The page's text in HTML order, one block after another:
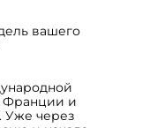
вашего
Франции и
Уже через